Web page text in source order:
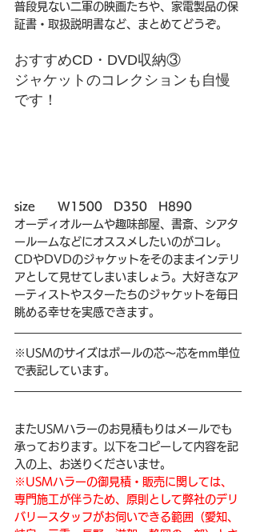
普段見ない二軍の映画たちや、家電製品の保
証書・取扱説明書など、まとめてどうぞ。
おすすめCD・DVD収納③
ジャケットのコレクションも自慢
です！
size　　W1500　D350　H890
オーディオルームや趣味部屋、書斎、シアタ
ールームなどにオススメしたいのがコレ。
CDやDVDのジャケットをそのままインテリ
アとして見せてしまいましょう。大好きなア
ーティストやスターたちのジャケットを毎日
眺める幸せを実感できます。
※USMのサイズはボールの芯～芯をmm単位
で表記しています。
またUSMハラーのお見積もりはメールでも
承っております。以下をコピーして内容を記
入の上、お送りくださいませ。
※USMハラーの御見積・販売に関しては、
専門施工が伴うため、原則として弊社のデリ
バリースタッフがお伺いできる範囲（愛知、